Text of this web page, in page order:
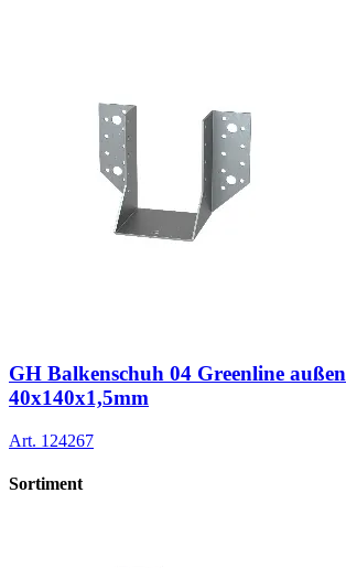
GH Balkenschuh 04 Greenline außen
40x140x1,5mm
Art. 124267
Sortiment